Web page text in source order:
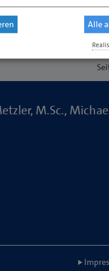
M.Sc.,
Alle